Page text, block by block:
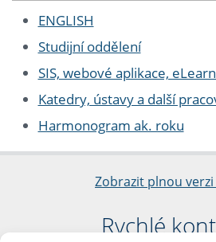
ENGLISH
Studijní oddělení
SIS, webové aplikace,
Katedry, ústavy a další
Harmonogram ak. roku
Zobrazit plnou
Rychlé